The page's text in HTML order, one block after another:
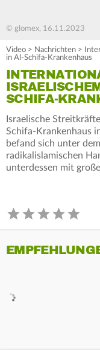
© glomex, 16.11.2023
Video > Nachrichten >
in Al-Schifa-Krankenhaus
SCHIFA-
Israelische
Schifa-Krankenhaus
befand sich unter
radikalislamischen
unterdessen mit